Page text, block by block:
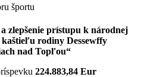
zlepšenie prístupu k národnej
rodiny Dessewffy
nad Topľou“
224.883,84 Eur